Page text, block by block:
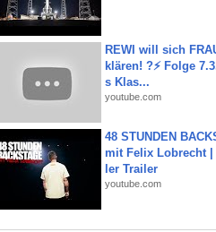
REWI will sich
klären! ?⚡️ Folge
s Klas...
youtube.com
48 STUNDEN
mit Felix Lobrecht |
ler Trailer
youtube.com